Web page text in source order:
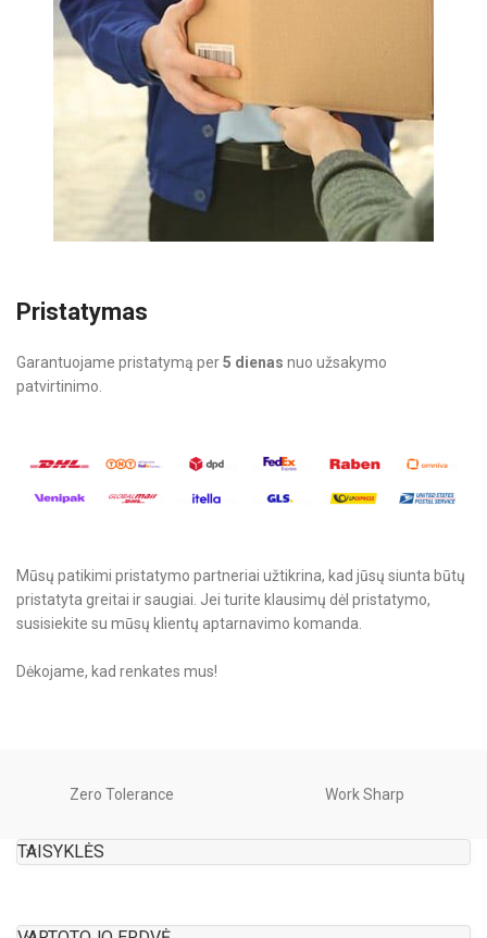
Pristatymas
Garantuojame pristatymą per5 dienas nuo užsakymo
patvirtinimo.
Mūsų patikimi pristatymo partneriai užtikrina, kad jūsų siunta būtų
pristatyta greitai ir saugiai. Jei turite klausimų dėl pristatymo,
susisiekite su mūsų klientų aptarnavimo komanda.
Dėkojame, kad renkates mus!
Zero Tolerance Work Sharp
TAISYKLĖS